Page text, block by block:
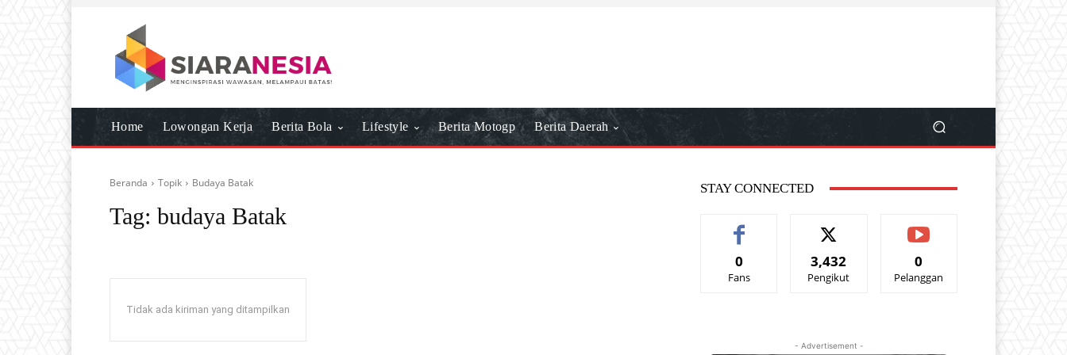
Home Lowongan Kerja Berita Bola Lifestyle Berita Motogp Berita Daerah
Beranda Topik Budaya Batak
Tag: budaya Batak
Tidak ada kiriman yang ditampilkan
STAY CONNECTED
0
Fans
3,432
Pengikut
0
Pelanggan
- Advertisement -